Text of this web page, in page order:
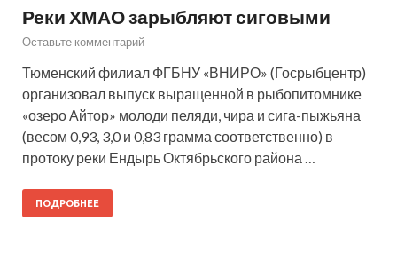
Реки ХМАО зарыбляют сиговыми
Оставьте комментарий
Тюменский филиал ФГБНУ «ВНИРО» (Госрыбцентр)
организовал выпуск выращенной в рыбопитомнике
«озеро Айтор» молоди пеляди, чира и сига-пыжьяна
(весом 0,93, 3,0 и 0,83 грамма соответственно) в
протоку реки Ендырь Октябрьского района …
ПОДРОБНЕЕ